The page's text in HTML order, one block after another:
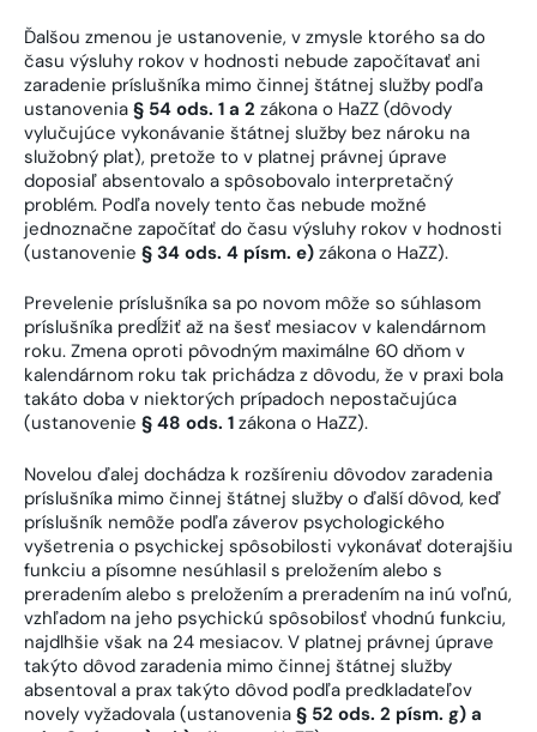
Ďalšou zmenou je ustanovenie, v zmysle ktorého sa do
času výsluhy rokov v hodnosti nebude započítavať ani
zaradenie príslušníka mimo činnej štátnej služby podľa
ustanovenia § 54 ods. 1 a 2 zákona o HaZZ (dôvody
vylučujúce vykonávanie štátnej služby bez nároku na
služobný plat), pretože to v platnej právnej úprave
doposiaľ absentovalo a spôsobovalo interpretačný
problém. Podľa novely tento čas nebude možné
jednoznačne započítať do času výsluhy rokov v hodnosti
(ustanovenie § 34 ods. 4 písm. e) zákona o HaZZ).
Prevelenie príslušníka sa po novom môže so súhlasom
príslušníka predĺžiť až na šesť mesiacov v kalendárnom
roku. Zmena oproti pôvodným maximálne 60 dňom v
kalendárnom roku tak prichádza z dôvodu, že v praxi bola
takáto doba v niektorých prípadoch nepostačujúca
(ustanovenie § 48 ods. 1 zákona o HaZZ).
Novelou ďalej dochádza k rozšíreniu dôvodov zaradenia
príslušníka mimo činnej štátnej služby o ďalší dôvod, keď
príslušník nemôže podľa záverov psychologického
vyšetrenia o psychickej spôsobilosti vykonávať doterajšiu
funkciu a písomne nesúhlasil s preložením alebo s
preradením alebo s preložením a preradením na inú voľnú,
vzhľadom na jeho psychickú spôsobilosť vhodnú funkciu,
najdlhšie však na 24 mesiacov. V platnej právnej úprave
takýto dôvod zaradenia mimo činnej štátnej služby
absentoval a prax takýto dôvod podľa predkladateľov
novely vyžadovala (ustanovenia § 52 ods. 2 písm. g) a